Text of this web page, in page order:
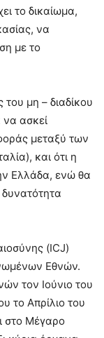
το δικαίωμα,
να
με το
μη – διαδίκου
ασκεί
μεταξύ των
και ότι η
Ελλάδα, ενώ θα
δυνατότητα
(ICJ)
Εθνών.
τον Ιούνιο του
το Απρίλιο του
στο Μέγαρο